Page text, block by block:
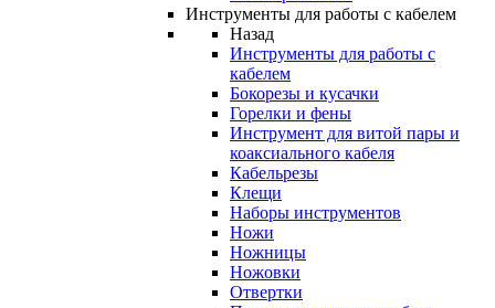
Инструменты для работы с кабелем
Назад
Инструменты для работы с
кабелем
Бокорезы и кусачки
Горелки и фены
Инструмент для витой пары и
коаксиального кабеля
Кабельрезы
Клещи
Наборы инструментов
Ножи
Ножницы
Ножовки
Отвертки